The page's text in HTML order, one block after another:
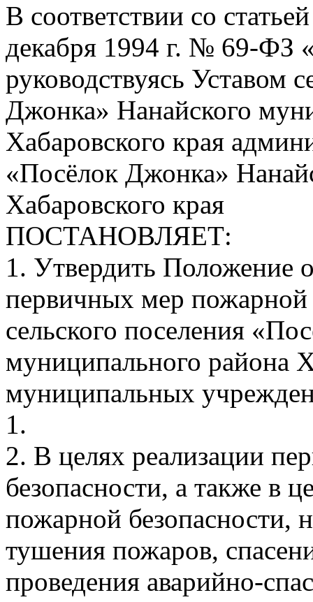
В соответствии со
декабря 1994 г. № 69-ФЗ
руководствуясь Уставом
Джонка» Нанайского
Хабаровского края
«Посёлок Джонка»
Хабаровского края
ПОСТАНОВЛЯЕТ:
1. Утвердить Положение
первичных мер пожарной
сельского поселения
муниципального района
муниципальных
1.
2. В целях реализации
безопасности, а также в
пожарной безопасности,
тушения пожаров,
проведения аварийно-